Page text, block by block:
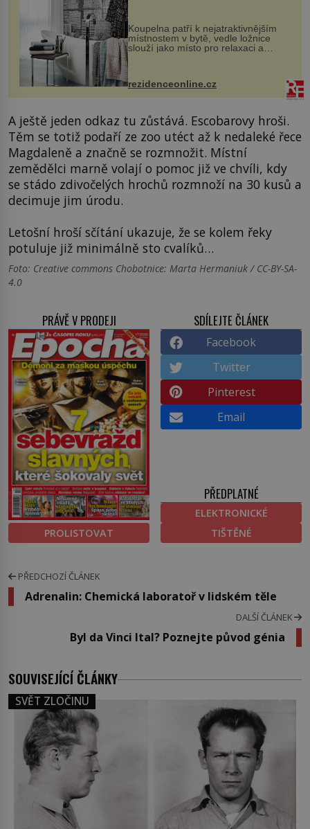
Koupelna patří k nejatraktivnějším
místnostem v bytě, vedle ložnice
slouží jako místo pro relaxaci a
odpočinek. Koupelnový textil –
ručníky, osušky a koberečky –
mohou jako mávnutím kouzelného
proutku...
rezidenceonline.cz
A ještě jeden odkaz tu zůstává. Escobarovy hroši.
Těm se totiž podaří ze zoo utéct až k nedaleké řece
Magdaleně a značně se rozmnožit. Místní
zemědělci marně volají o pomoc již ve chvíli, kdy
se stádo zdivočelých hrochů rozmnoží na 30 kusů a
decimuje jim úrodu.
Letošní hroší sčítání ukazuje, že se kolem řeky
potuluje již minimálně sto cvalíků…
Foto: Creative commons Chobotnice: Marta Hermaniuk / CC-BY-SA-
4.0
PRÁVĚ V PRODEJI
PROLISTOVAT
SDÍLEJTE ČLÁNEK
Facebook
Twitter
Pinterest
Email
PŘEDPLATNÉ
ELEKTRONICKÉ
TIŠTĚNÉ
PŘEDCHOZÍ ČLÁNEK
Adrenalin: Chemická laboratoř v lidském těle
DALŠÍ ČLÁNEK
Byl da Vinci Ital? Poznejte původ génia
SOUVISEJÍCÍ ČLÁNKY
SVĚT ZLOČINU